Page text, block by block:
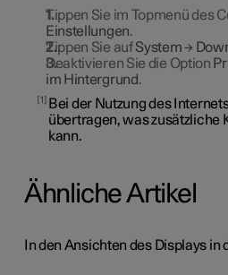
Tippen Sie im Topmenü des
Einstellungen.
Tippen Sie aufSystem→
Deaktivieren Sie die Option
im Hintergrund.
1
Bei der Nutzung des
übertragen, was zusätzliche
kann.
Ähnliche Artikel